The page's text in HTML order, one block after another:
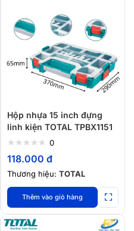
Hộp nhựa 15 inch đựng
linh kiện TOTAL TPBX1151
0
118.000 đ
Thương hiệu: TOTAL
Thêm vào giỏ hàng